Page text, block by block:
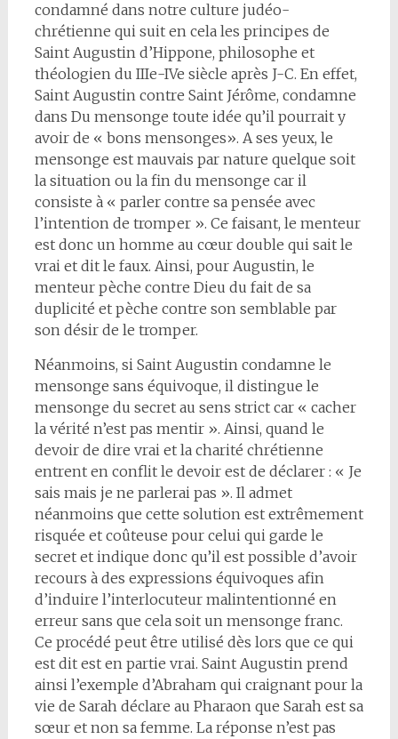
condamné dans notre culture judéo-
chrétienne qui suit en cela les principes de
Saint Augustin d’Hippone, philosophe et
théologien du IIIe-IVe siècle après J-C. En effet,
Saint Augustin contre Saint Jérôme, condamne
dans Du mensonge toute idée qu’il pourrait y
avoir de « bons mensonges». A ses yeux, le
mensonge est mauvais par nature quelque soit
la situation ou la fin du mensonge car il
consiste à « parler contre sa pensée avec
l’intention de tromper ». Ce faisant, le menteur
est donc un homme au cœur double qui sait le
vrai et dit le faux. Ainsi, pour Augustin, le
menteur pèche contre Dieu du fait de sa
duplicité et pèche contre son semblable par
son désir de le tromper.
Néanmoins, si Saint Augustin condamne le
mensonge sans équivoque, il distingue le
mensonge du secret au sens strict car « cacher
la vérité n’est pas mentir ». Ainsi, quand le
devoir de dire vrai et la charité chrétienne
entrent en conflit le devoir est de déclarer : « Je
sais mais je ne parlerai pas ». Il admet
néanmoins que cette solution est extrêmement
risquée et coûteuse pour celui qui garde le
secret et indique donc qu’il est possible d’avoir
recours à des expressions équivoques afin
d’induire l’interlocuteur malintentionné en
erreur sans que cela soit un mensonge franc.
Ce procédé peut être utilisé dès lors que ce qui
est dit est en partie vrai. Saint Augustin prend
ainsi l’exemple d’Abraham qui craignant pour la
vie de Sarah déclare au Pharaon que Sarah est sa
sœur et non sa femme. La réponse n’est pas